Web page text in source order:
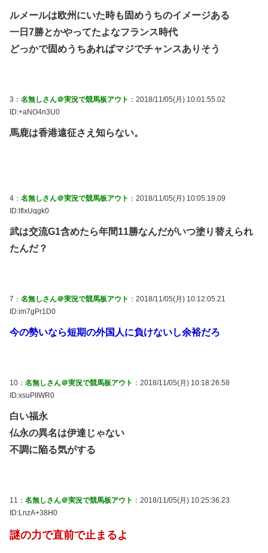
ルメールは欧州にいた時も固めうちのイメージある
一日7勝とかやってたよなフランス時代
どっかで固めうちあればマジでチャンスありそう
3： 名無しさん＠実況で競馬板アウト ：2018/11/05(月) 10:01:55.02
ID:+aNO4n3U0
馬鹿は香港遠征さえ知らない。
4： 名無しさん＠実況で競馬板アウト ：2018/11/05(月) 10:05:19.09
ID:lflxUqgk0
武は交流G1含めたら年間11勝なんだがいつ塗り替えられ
たんだ？
7： 名無しさん＠実況で競馬板アウト ：2018/11/05(月) 10:12:05.21
ID:im7gPr1D0
今の勢いなら短期の外国人に負けないし余裕だろ
10： 名無しさん＠実況で競馬板アウト ：2018/11/05(月) 10:18:26.58
ID:xsuPIIWR0
白い福永
仏永の異名は伊達じゃない
不調に陥る気がする
11： 名無しさん＠実況で競馬板アウト ：2018/11/05(月) 10:25:36.23
ID:LnzA+38H0
謎の力で直前で止まるよ